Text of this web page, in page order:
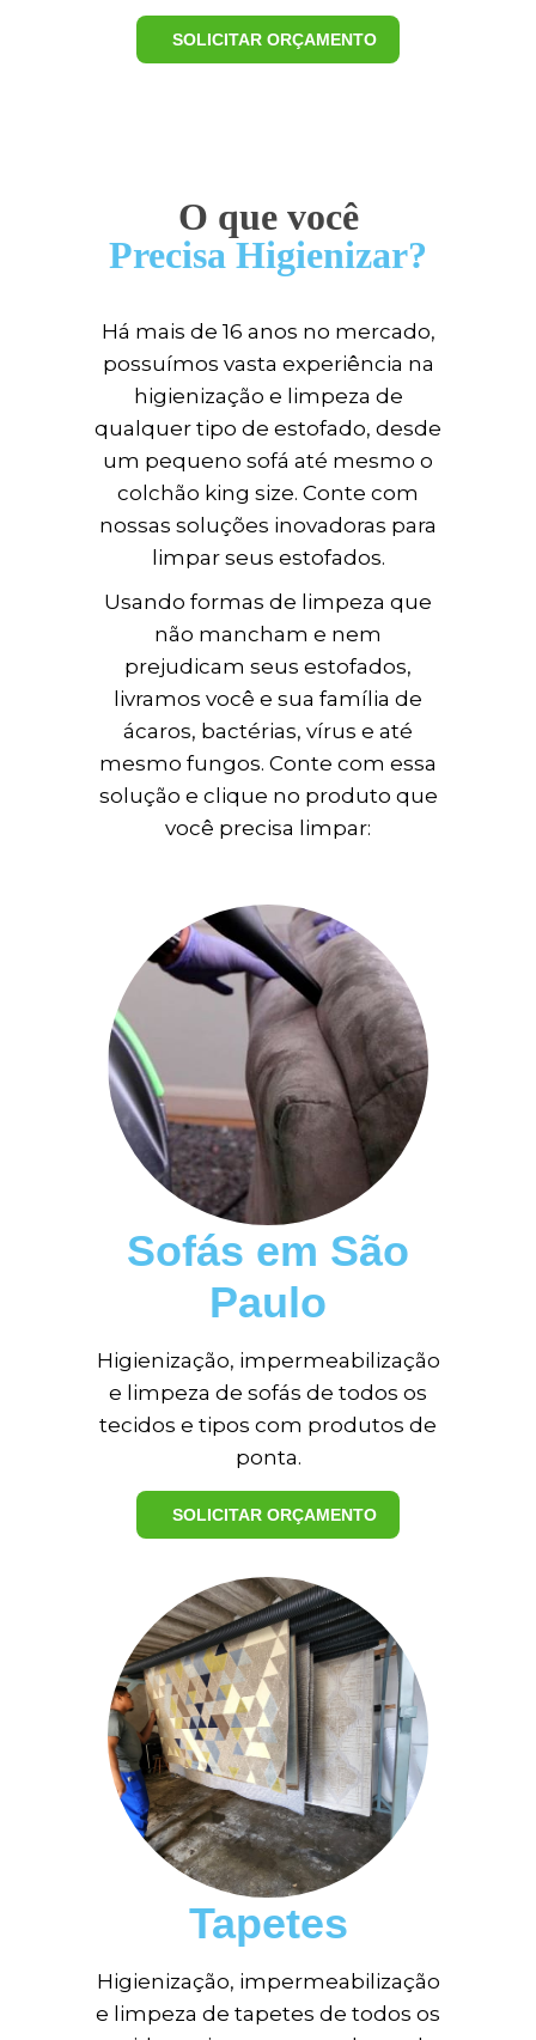
SOLICITAR ORÇAMENTO
O que você
Precisa Higienizar?
Há mais de 16 anos no mercado,
possuímos vasta experiência na
higienização e limpeza de
qualquer tipo de estofado, desde
um pequeno sofá até mesmo o
colchão king size. Conte com
nossas soluções inovadoras para
limpar seus estofados.
Usando formas de limpeza que
não mancham e nem
prejudicam seus estofados,
livramos você e sua família de
ácaros, bactérias, vírus e até
mesmo fungos. Conte com essa
solução e clique no produto que
você precisa limpar:
Sofás em São
Paulo
Higienização, impermeabilização
e limpeza de sofás de todos os
tecidos e tipos com produtos de
ponta.
SOLICITAR ORÇAMENTO
Tapetes
Higienização, impermeabilização
e limpeza de tapetes de todos os